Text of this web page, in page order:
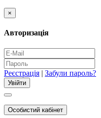
×
Авторизація
Реєстрація | Забули пароль?
Особистий кабінет